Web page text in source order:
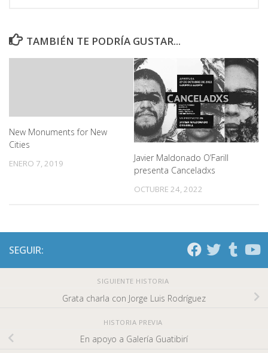
TAMBIÉN TE PODRÍA GUSTAR...
New Monuments for New
Cities
ENERO 7, 2019
Javier Maldonado O’Farill
presenta Canceladxs
OCTUBRE 24, 2022
SEGUIR:
SIGUIENTE HISTORIA
Grata charla con Jorge Luis Rodríguez
HISTORIA PREVIA
En apoyo a Galería Guatibirí